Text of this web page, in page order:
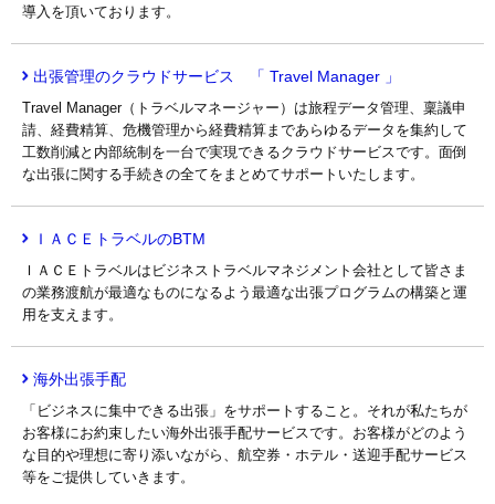
導入を頂いております。
出張管理のクラウドサービス 「 Travel Manager 」
Travel Manager（トラベルマネージャー）は旅程データ管理、稟議申
請、経費精算、危機管理から経費精算まであらゆるデータを集約して
工数削減と内部統制を一台で実現できるクラウドサービスです。面倒
な出張に関する手続きの全てをまとめてサポートいたします。
ＩＡＣＥトラベルのBTM
ＩＡＣＥトラベルはビジネストラベルマネジメント会社として皆さま
の業務渡航が最適なものになるよう最適な出張プログラムの構築と運
用を支えます。
海外出張手配
「ビジネスに集中できる出張」をサポートすること。それが私たちが
お客様にお約束したい海外出張手配サービスです。お客様がどのよう
な目的や理想に寄り添いながら、航空券・ホテル・送迎手配サービス
等をご提供していきます。